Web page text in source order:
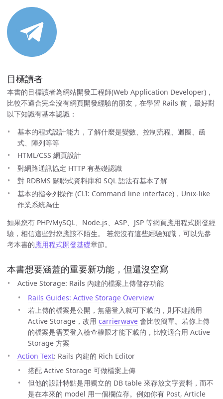
目標讀者
本書的目標讀者為網站開發工程師(Web Application Developer)，
比較不適合完全沒有網頁開發經驗的朋友，在學習 Rails 前，最好對
以下知識有基本認識：
基本的程式設計能力，了解什麼是變數、控制流程、迴圈、函
式、陣列等等
HTML/CSS 網頁設計
對網路通訊協定 HTTP 有基礎認識
對 RDBMS 關聯式資料庫和 SQL 語法有基本了解
基本的指令列操作 (CLI: Command line interface)，Unix-like
作業系統為佳
如果您有 PHP/MySQL、Node.js、ASP、JSP 等網頁應用程式開發經
驗，相信這些對您應該不陌生。 若您沒有這些經驗知識，可以先參
考本書的應用程式開發基礎章節。
本書想要涵蓋的重要新功能，但還沒空寫
Active Storage: Rails 內建的檔案上傳儲存功能
Rails Guides: Active Storage Overview
若上傳的檔案是公開，無需登入就可下載的，則不建議用
Active Storage，改用 carrierwave 會比較簡單。若你上傳
的檔案是需要登入檢查權限才能下載的，比較適合用 Active
Storage 方案
Action Text: Rails 內建的 Rich Editor
搭配 Active Storage 可做檔案上傳
但他的設計特點是用獨立的 DB table 來存放文字資料，而不
是在本來的 model 用一個欄位存。例如你有 Post, Article